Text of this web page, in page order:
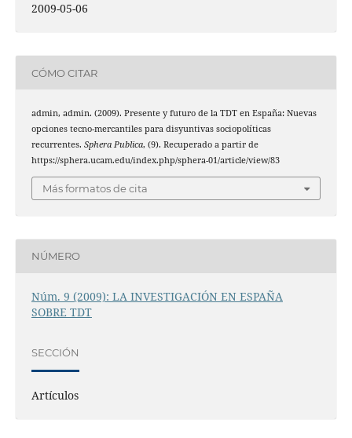
2009-05-06
CÓMO CITAR
admin, admin. (2009). Presente y futuro de la TDT en España: Nuevas
opciones tecno-mercantiles para disyuntivas sociopolíticas
recurrentes. Sphera Publica, (9). Recuperado a partir de
https://sphera.ucam.edu/index.php/sphera-01/article/view/83
Más formatos de cita
NÚMERO
Núm. 9 (2009): LA INVESTIGACIÓN EN ESPAÑA
SOBRE TDT
SECCIÓN
Artículos